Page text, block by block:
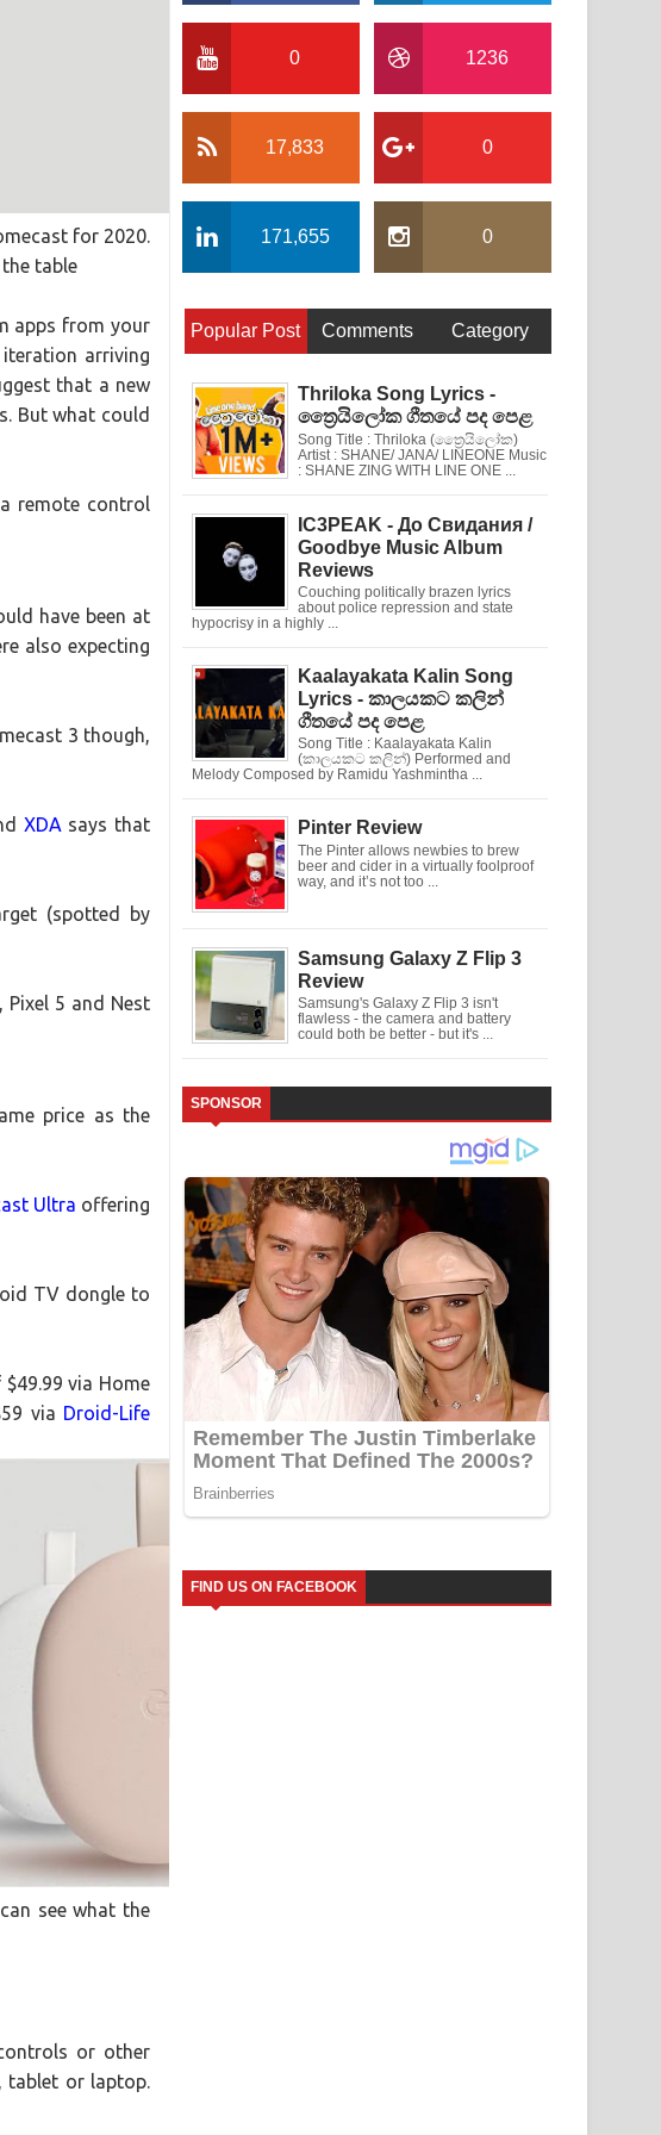
for 2020.
table
apps from your
arriving
that a new
But what could
remote control
have been at
also expecting
3 though,
XDA says that
(spotted by
, Pixel 5 and Nest
price as the
Ultra offering
TV dongle to
via Home
via Droid-Life
see what the
or other
tablet or laptop.
0 1236
17,833 0
171,655 0
Popular Post Comments Category
Thriloka Song Lyrics -
ත්‍රෛයිලෝක ගීතයේ පද පෙළ
Song Title : Thriloka (ත්‍රෛයිලෝක)
Artist : SHANE/ JANA/ LINEONE Music
: SHANE ZING WITH LINE ONE ...
IC3PEAK - До Свидания /
Goodbye Music Album
Reviews
Couching politically brazen lyrics
about police repression and state
hypocrisy in a highly ...
Kaalayakata Kalin Song
Lyrics - කාලයකට කලින්
ගීතයේ පද පෙළ
Song Title : Kaalayakata Kalin
(කාලයකට කලින්) Performed and
Melody Composed by Ramidu Yashmintha ...
Pinter Review
The Pinter allows newbies to brew
beer and cider in a virtually foolproof
way, and it’s not too ...
Samsung Galaxy Z Flip 3
Review
Samsung's Galaxy Z Flip 3 isn't
flawless - the camera and battery
could both be better - but it's ...
SPONSOR
FIND US ON FACEBOOK